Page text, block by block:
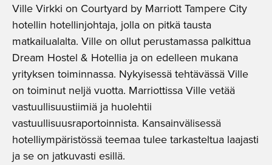
Ville Virkki on Courtyard by Marriott Tampere City
hotellin hotellinjohtaja, jolla on pitkä tausta
matkailualalta. Ville on ollut perustamassa palkittua
Dream Hostel & Hotellia ja on edelleen mukana
yrityksen toiminnassa. Nykyisessä tehtävässä Ville
on toiminut neljä vuotta. Marriottissa Ville vetää
vastuullisuustiimiä ja huolehtii
vastuullisuusraportoinnista. Kansainvälisessä
hotelliympäristössä teemaa tulee tarkasteltua laajasti
ja se on jatkuvasti esillä.